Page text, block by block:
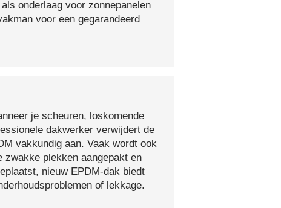
onderlaag voor zonnepanelen
voor een gegarandeerd
je scheuren, loskomende
dakwerker verwijdert de
vakkundig aan. Vaak wordt ook
zwakke plekken aangepakt en
nieuw EPDM-dak biedt
of lekkage.